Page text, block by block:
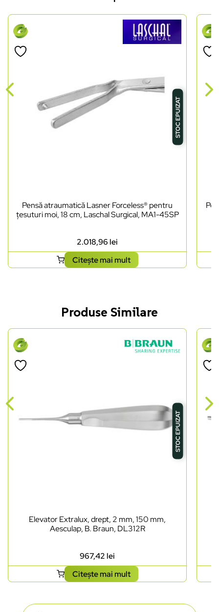
STOC EPUIZAT
Pensă atraumatică Lasner Forceless® pentru
țesuturi moi, 18 cm, Laschal Surgical, MA1-45SP
2.018,96 lei
Citește mai mult
Produse Similare
STOC EPUIZAT
Elevator Extralux, drept, 2 mm, 150 mm,
Aesculap, B. Braun, DL312R
967,42 lei
Citește mai mult